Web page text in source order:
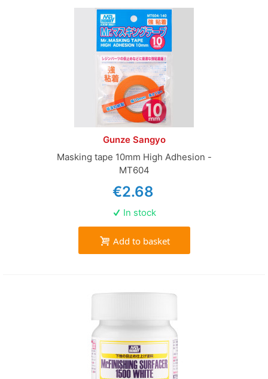
Gunze Sangyo
Masking tape 10mm High Adhesion -
MT604
€2.68
In stock
Add to basket